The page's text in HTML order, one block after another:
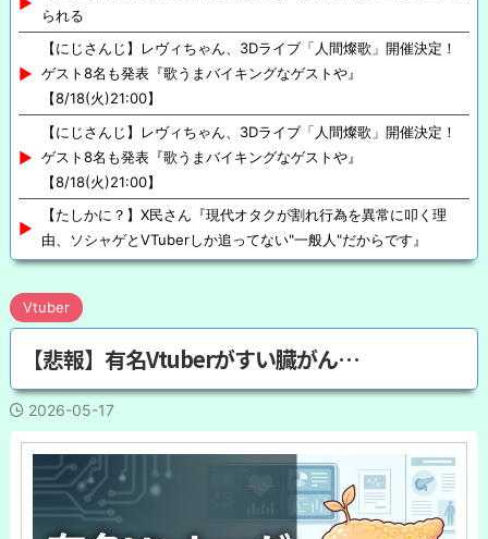
られる
【にじさんじ】レヴィちゃん、3Dライブ「人間燦歌」開催決定！
ゲスト8名も発表『歌うまバイキングなゲストや』
【8/18(火)21:00】
【にじさんじ】レヴィちゃん、3Dライブ「人間燦歌」開催決定！
ゲスト8名も発表『歌うまバイキングなゲストや』
【8/18(火)21:00】
【たしかに？】X民さん『現代オタクが割れ行為を異常に叩く理
由、ソシャゲとVTuberしか追ってない"一般人"だからです』
Vtuber
【悲報】有名Vtuberがすい臓がん…
2026-05-17